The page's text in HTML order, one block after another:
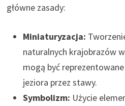
główne zasady:
Miniaturyzacja:
naturalnych krajobrazów
mogą być
jeziora przez stawy.
Symbolizm: Użycie